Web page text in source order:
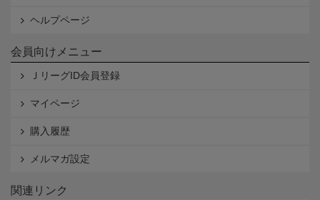
ヘルプページ
会員向けメニュー
ＪリーグID会員登録
マイページ
購入履歴
メルマガ設定
関連リンク